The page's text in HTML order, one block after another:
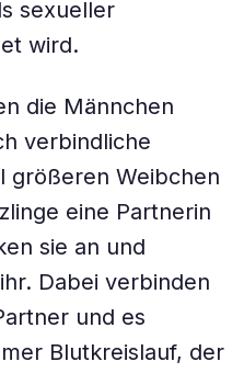
sexueller
wird.
die Männchen
verbindliche
größeren Weibchen
eine Partnerin
sie an und
Dabei verbinden
und es
Blutkreislauf, der